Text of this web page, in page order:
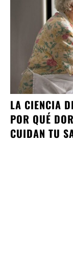
LA CIENCIA
POR QUÉ
CUIDAN TU